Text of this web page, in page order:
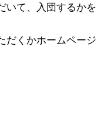
いて、入団するかを
だくかホームページ